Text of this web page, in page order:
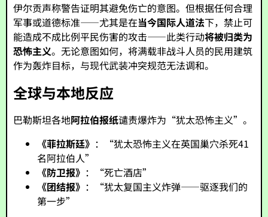
伊尔贡声称警告证明其避免伤亡的意图。但根据任何合理
军事或道德标准——尤其是在当今国际人道法下，禁止可
能造成不成比例平民伤害的攻击——此类行动将被归类为
恐怖主义。无论意图如何，将满载非战斗人员的民用建筑
作为轰炸目标，与现代武装冲突规范无法调和。
全球与本地反应
巴勒斯坦各地阿拉伯报纸谴责爆炸为“犹太恐怖主义”。
《菲拉斯廷》 ：“犹太恐怖主义在英国巢穴杀死41
名阿拉伯人”
《防卫报》 ：“死亡酒店”
《团结报》 ：“犹太复国主义炸弹——驱逐我们的
第一步”